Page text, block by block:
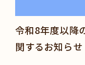
令和8年度以降
関するお知らせ